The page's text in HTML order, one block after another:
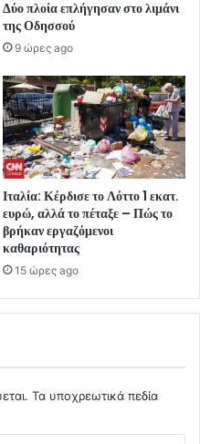
Δύο πλοία επλήγησαν στο λιμάνι
της Οδησσού
9 ώρες ago
Ιταλία: Κέρδισε το Λόττο 1 εκατ.
ευρώ, αλλά το πέταξε – Πώς το
βρήκαν εργαζόμενοι
καθαριότητας
15 ώρες ago
Τα υποχρεωτικά πεδία